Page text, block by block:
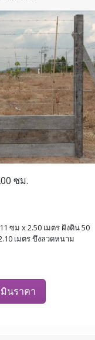
ซม.
ซม x 2.50 เมตร ฝังดิน 50
เมตร ขึงลวดหนาม
นราคา